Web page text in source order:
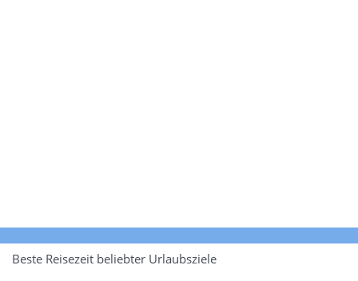
Beste Reisezeit beliebter Urlaubsziele